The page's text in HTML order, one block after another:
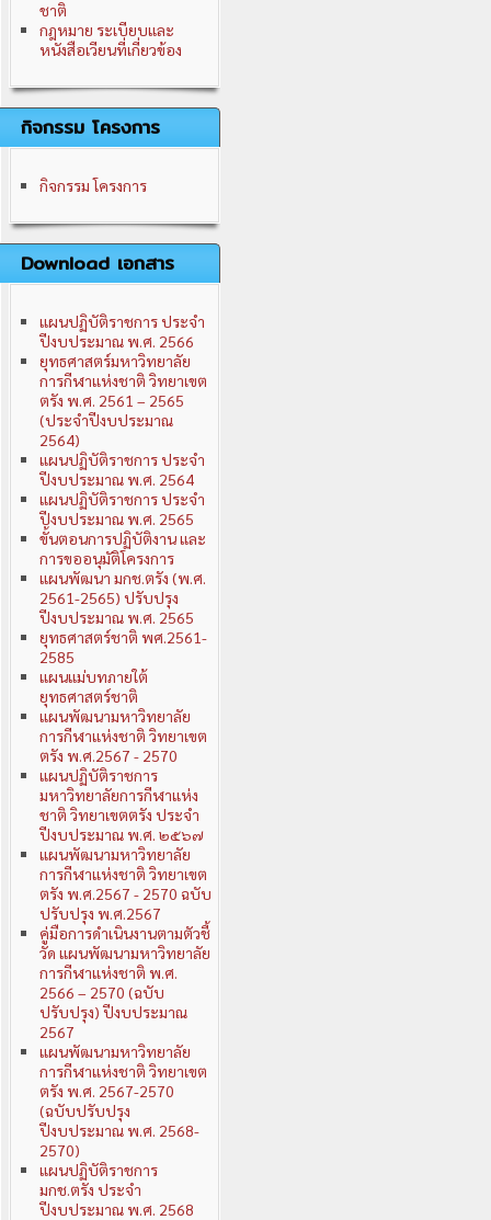
ชาติ
กฎหมาย ระเบียบและ
หนังสือเวียนที่เกี่ยวข้อง
กิจกรรม โครงการ
กิจกรรม โครงการ
Download เอกสาร
แผนปฏิบัติราชการ ประจำ
ปีงบประมาณ พ.ศ. 2566
ยุทธศาสตร์มหาวิทยาลัย
การกีฬาแห่งชาติ วิทยาเขต
ตรัง พ.ศ. 2561 – 2565
(ประจำปีงบประมาณ
2564)
แผนปฏิบัติราชการ ประจำ
ปีงบประมาณ พ.ศ. 2564
แผนปฏิบัติราชการ ประจำ
ปีงบประมาณ พ.ศ. 2565
ขั้นตอนการปฏิบัติงาน และ
การขออนุมัติโครงการ
แผนพัฒนา มกช.ตรัง (พ.ศ.
2561-2565) ปรับปรุง
ปีงบประมาณ พ.ศ. 2565
ยุทธศาสตร์ชาติ พศ.2561-
2585
แผนแม่บทภายใต้
ยุทธศาสตร์ชาติ
แผนพัฒนามหาวิทยาลัย
การกีฬาแห่งชาติ วิทยาเขต
ตรัง พ.ศ.2567 - 2570
แผนปฏิบัติราชการ
มหาวิทยาลัยการกีฬาแห่ง
ชาติ วิทยาเขตตรัง ประจำ
ปีงบประมาณ พ.ศ. ๒๕๖๗
แผนพัฒนามหาวิทยาลัย
การกีฬาแห่งชาติ วิทยาเขต
ตรัง พ.ศ.2567 - 2570 ฉบับ
ปรับปรุง พ.ศ.2567
คู่มือการดำเนินงานตามตัวชี้
วัด แผนพัฒนามหาวิทยาลัย
การกีฬาแห่งชาติ พ.ศ.
2566 – 2570 (ฉบับ
ปรับปรุง) ปีงบประมาณ
2567
แผนพัฒนามหาวิทยาลัย
การกีฬาแห่งชาติ วิทยาเขต
ตรัง พ.ศ. 2567-2570
(ฉบับปรับปรุง
ปีงบประมาณ พ.ศ. 2568-
2570)
แผนปฏิบัติราชการ
มกช.ตรัง ประจำ
ปีงบประมาณ พ.ศ. 2568